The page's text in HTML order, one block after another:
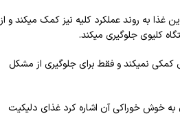
غذا به روند عملکرد کلیه نیز کمک میکند و از
کلیوی جلوگیری میکند.
نمیکند و فقط برای جلوگیری از مشکل
به خوش خوراکی آن اشاره کرد غذای دلیکیت